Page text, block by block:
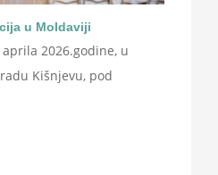
u Moldaviji
2026.godine, u
Kišnjevu, pod